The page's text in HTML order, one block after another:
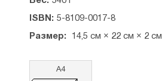
Введение — 7
Глава первая. Судьба Н. Я.
ISBN: 5-8109-0017-8
Размер: 14,5 см × 22 см × 2 см
А4